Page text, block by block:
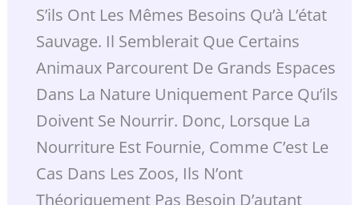
S’ils Ont Les Mêmes Besoins Qu’à L’état
Sauvage. Il Semblerait Que Certains
Animaux Parcourent De Grands Espaces
Dans La Nature Uniquement Parce Qu’ils
Doivent Se Nourrir. Donc, Lorsque La
Nourriture Est Fournie, Comme C’est Le
Cas Dans Les Zoos, Ils N’ont
Théoriquement Pas Besoin D’autant